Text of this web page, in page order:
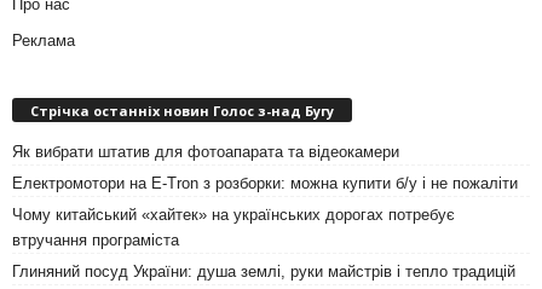
Про нас
Реклама
Стрічка останніх новин Голос з-над Бугу
Як вибрати штатив для фотоапарата та відеокамери
Електромотори на E-Tron з розборки: можна купити б/у і не пожаліти
Чому китайський «хайтек» на українських дорогах потребує
втручання програміста
Глиняний посуд України: душа землі, руки майстрів і тепло традицій